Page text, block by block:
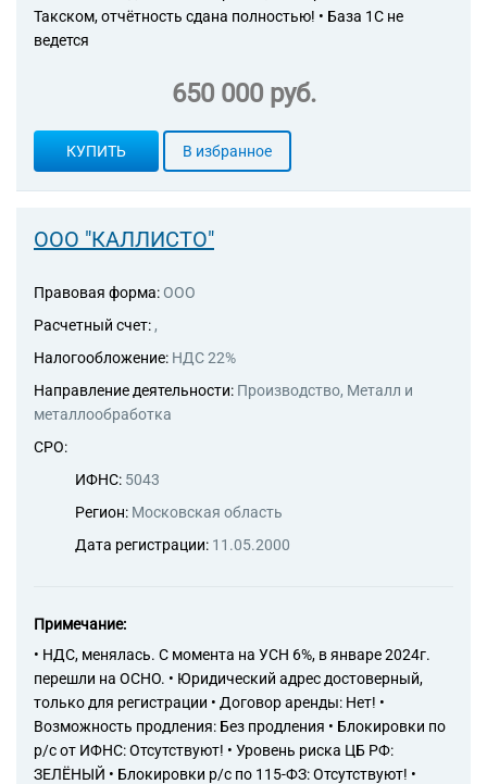
Такском, отчётность сдана полностью! • База 1С не
ведется
650 000 руб.
КУПИТЬ В избранное
ООО "КАЛЛИСТО"
Правовая форма: ООО
Расчетный счет: ,
Налогообложение: НДС 22%
Направление деятельности: Производство, Металл и
металлообработка
СРО:
ИФНС: 5043
Регион: Московская область
Дата регистрации: 11.05.2000
Примечание:
• НДС, менялась. С момента на УСН 6%, в январе 2024г.
перешли на ОСНО. • Юридический адрес достоверный,
только для регистрации • Договор аренды: Нет! •
Возможность продления: Без продления • Блокировки по
р/с от ИФНС: Отсутствуют! • Уровень риска ЦБ РФ:
ЗЕЛЁНЫЙ • Блокировки р/с по 115-ФЗ: Отсутствуют! •